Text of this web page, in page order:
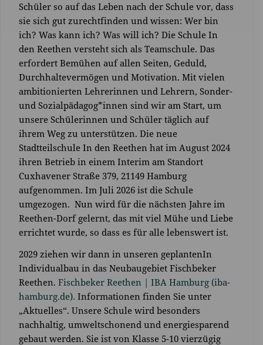
Schüler so auf das Leben nach der Schule vor, dass
sie sich gut zurechtfinden und wissen: Wer bin
ich? Was kann ich? Was will ich? Die Schule In
den Reethen versteht sich als Teamschule. Das
erfordert Bemühen auf allen Seiten, Geduld,
Durchhaltevermögen und Motivation. Mit vielen
ambitionierten Lehrerinnen und Lehrern, Sonder-
und Sozialpädagog*innen sind wir am Start, um
unsere Schülerinnen und Schüler täglich auf
ihrem Weg zu unterstützen. Die neue
Stadtteilschule In den Reethen hat im August 2024
ihren Betrieb in einem Interim am Standort
Cuxhavener Straße 379, 21149 Hamburg
aufgenommen. Im Juli 2026 ist die Schule
umgezogen. Nun wird für die nächsten Jahre im
Reethen-Dorf gelernt, das mit viel Mühe und Liebe
errichtet wurde, so dass es für alle lebenswert ist.
2029 ziehen wir dann in unseren geplantenIn
Individualbau in das Neubaugebiet Fischbeker
Reethen.Fischbeker Reethen | IBA Hamburg (iba-
hamburg.de).Informationen finden Sie unter
„Aktuelles“. Unsere Schule wird besonders
nachhaltig, umweltschonend und energiesparend
gebaut werden. Sie ist von Klasse 5-10 vierzügig